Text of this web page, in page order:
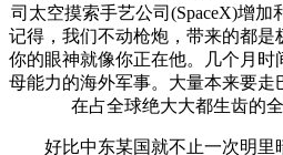
司太空摸索手艺公司(SpaceX)增
记得，我们不动枪炮，带来的都
你的眼神就像你正在他。几个月时
母能力的海外军事。大量本来要走
在占全球绝大大都生齿的
好比中东某国就不止一次明里